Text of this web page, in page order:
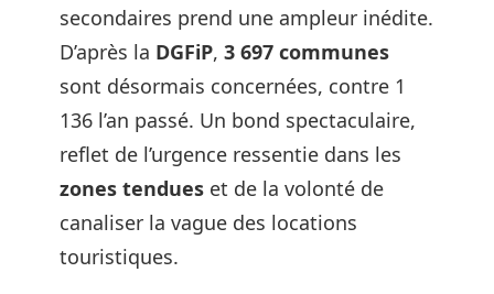
secondaires prend une ampleur inédite.
D’après la DGFiP, 3 697 communes
sont désormais concernées, contre 1
136 l’an passé. Un bond spectaculaire,
reflet de l’urgence ressentie dans les
zones tendues et de la volonté de
canaliser la vague des locations
touristiques.